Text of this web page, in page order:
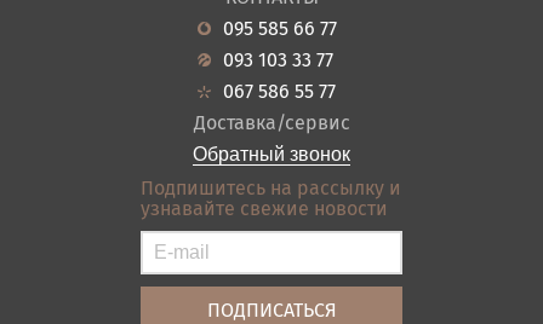
Кухня
Прихожие
Ванная
Акции
Новости
Гарантия
Кредит
Оплата и доставка
Отзывы
Контакты
Карта сайта
Условия покупки
095 585 66 77
093 103 33 77
067 586 55 77
Доставка/сервис
Обратный звонок
Подпишитесь на рассылку и
узнавайте свежие новости